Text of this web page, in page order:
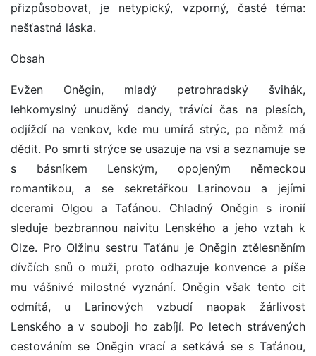
přizpůsobovat, je netypický, vzporný, časté téma:
nešťastná láska.
Obsah
Evžen Oněgin, mladý petrohradský švihák,
lehkomyslný unuděný dandy, trávící čas na plesích,
odjíždí na venkov, kde mu umírá strýc, po němž má
dědit. Po smrti strýce se usazuje na vsi a seznamuje se
s básníkem Lenským, opojeným německou
romantikou, a se sekretářkou Larinovou a jejími
dcerami Olgou a Taťánou. Chladný Oněgin s ironií
sleduje bezbrannou naivitu Lenského a jeho vztah k
Olze. Pro Olžinu sestru Taťánu je Oněgin ztělesněním
dívčích snů o muži, proto odhazuje konvence a píše
mu vášnivé milostné vyznání. Oněgin však tento cit
odmítá, u Larinových vzbudí naopak žárlivost
Lenského a v souboji ho zabíjí. Po letech strávených
cestováním se Oněgin vrací a setkává se s Taťánou,